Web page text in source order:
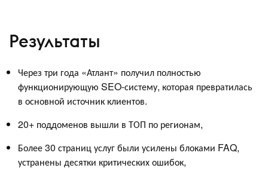
Результаты
Через три года «Атлант» получил полностью
функционирующую SEO-систему, которая превратилась
в основной источник клиентов.
20+ поддоменов вышли в ТОП по регионам,
Более 30 страниц услуг были усилены блоками FAQ,
устранены десятки критических ошибок,